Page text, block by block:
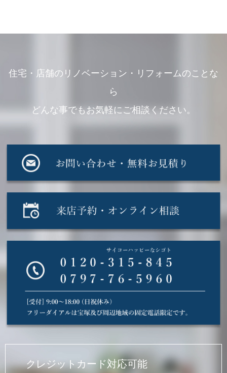
住宅・店舗のリノベーション・リフォームのことな
ら
どんな事でもお気軽にご相談ください。
クレジットカード対応可能